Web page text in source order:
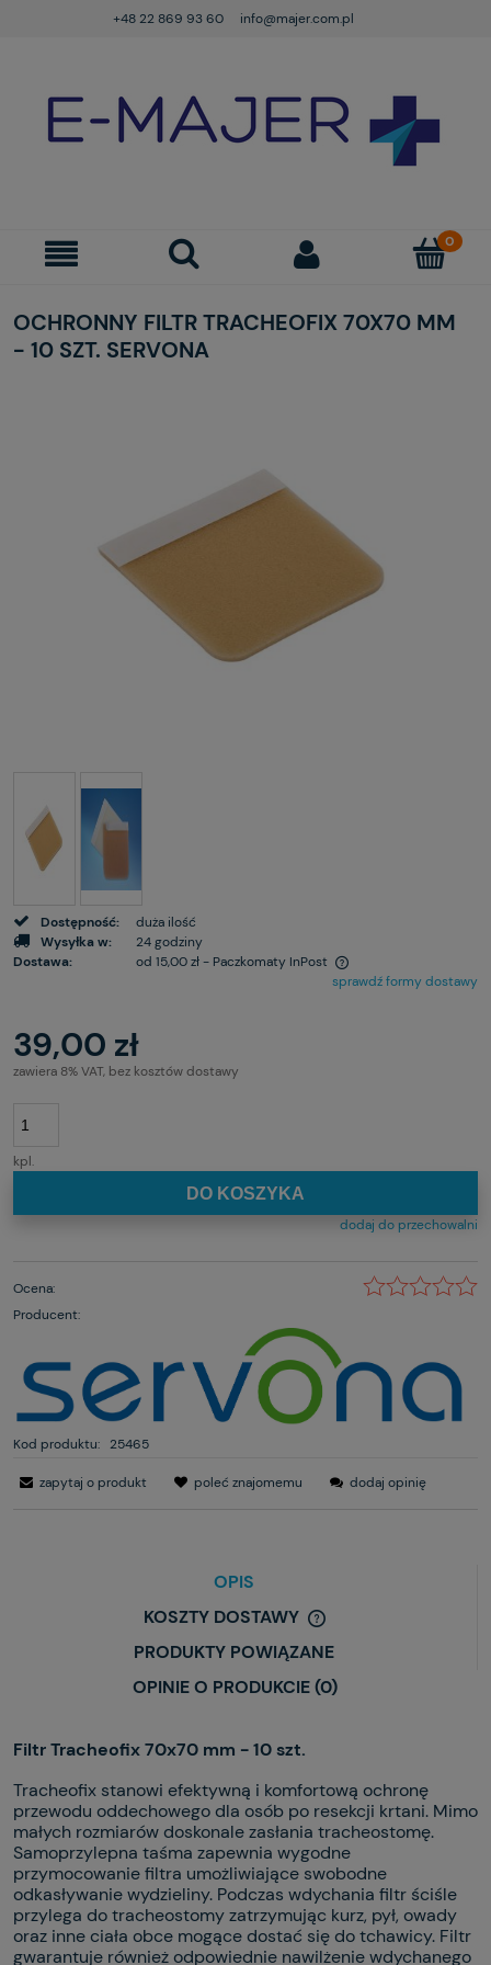
+48 22 869 93 60 info@majer.com.pl
OCHRONNY FILTR TRACHEOFIX 70X70 MM
- 10 SZT. SERVONA
Dostępność:
duża ilość
Wysyłka w:
24 godziny
Dostawa:
od 15,00 zł- Paczkomaty InPost
sprawdź formy dostawy
39,00 zł
zawiera 8% VAT, bez kosztów dostawy
kpl.
DO KOSZYKA
dodaj do przechowalni
Ocena:
Producent:
Kod produktu: 25465
zapytaj o produkt poleć znajomemu dodaj opinię
OPIS
KOSZTY DOSTAWY
PRODUKTY POWIĄZANE
OPINIE O PRODUKCIE (0)
Filtr Tracheofix 70x70 mm - 10 szt.
Tracheofix stanowi efektywną i komfortową ochronę
przewodu oddechowego dla osób po resekcji krtani. Mimo
małych rozmiarów doskonale zasłania tracheostomę.
Samoprzylepna taśma zapewnia wygodne
przymocowanie filtra umożliwiające swobodne
odkasływanie wydzieliny. Podczas wdychania filtr ściśle
przylega do tracheostomy zatrzymując kurz, pył, owady
oraz inne ciała obce mogące dostać się do tchawicy. Filtr
gwarantuje również odpowiednie nawilżenie wdychanego